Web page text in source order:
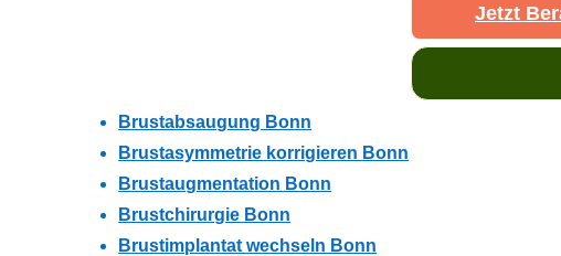
Jetzt
Brustabsaugung Bonn
Brustasymmetrie korrigieren Bonn
Brustaugmentation Bonn
Brustchirurgie Bonn
Brustimplantat wechseln Bonn